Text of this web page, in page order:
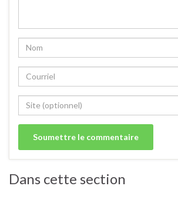
Dans cette section